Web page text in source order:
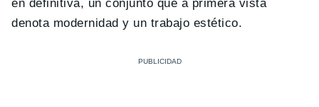
en definitiva, un conjunto que a primera vista
denota modernidad y un trabajo estético.